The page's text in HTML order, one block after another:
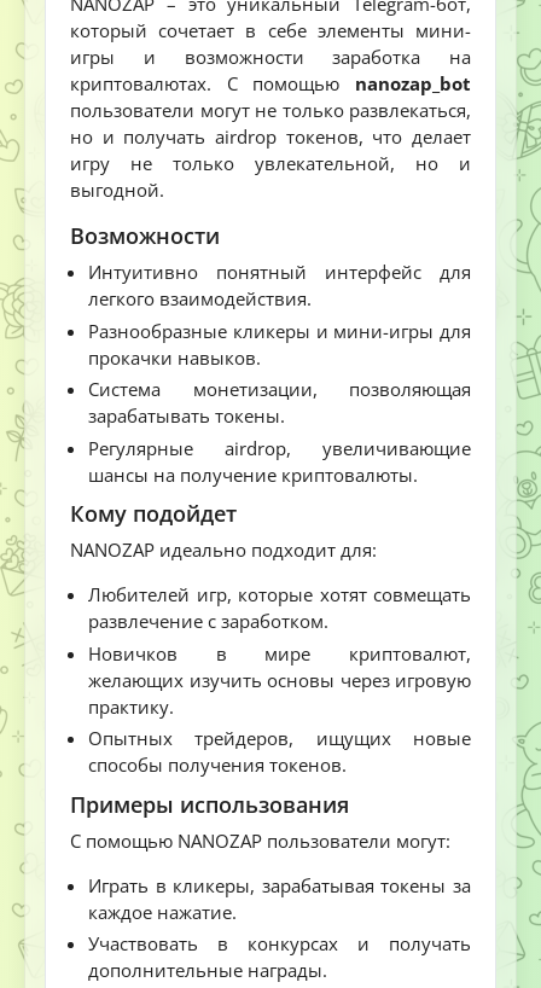
который сочетает в себе элементы мини-
игры и возможности заработка на
криптовалютах. С помощью nanozap_bot
пользователи могут не только развлекаться,
но и получать airdrop токенов, что делает
игру не только увлекательной, но и
выгодной.
Возможности
Интуитивно понятный интерфейс для
легкого взаимодействия.
Разнообразные кликеры и мини-игры для
прокачки навыков.
Система монетизации, позволяющая
зарабатывать токены.
Регулярные airdrop, увеличивающие
шансы на получение криптовалюты.
Кому подойдет
NANOZAP идеально подходит для:
Любителей игр, которые хотят совмещать
развлечение с заработком.
Новичков в мире криптовалют,
желающих изучить основы через игровую
практику.
Опытных трейдеров, ищущих новые
способы получения токенов.
Примеры использования
С помощью NANOZAP пользователи могут:
Играть в кликеры, зарабатывая токены за
каждое нажатие.
Участвовать в конкурсах и получать
дополнительные награды.